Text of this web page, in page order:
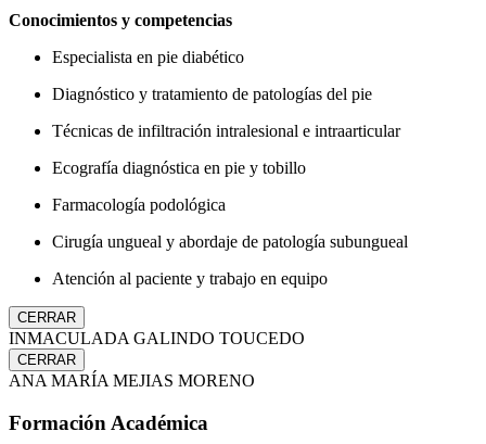
Conocimientos y competencias
Especialista en pie diabético
Diagnóstico y tratamiento de patologías del pie
Técnicas de infiltración intralesional e intraarticular
Ecografía diagnóstica en pie y tobillo
Farmacología podológica
Cirugía ungueal y abordaje de patología subungueal
Atención al paciente y trabajo en equipo
CERRAR
INMACULADA GALINDO TOUCEDO
CERRAR
ANA MARÍA MEJIAS MORENO
Formación Académica